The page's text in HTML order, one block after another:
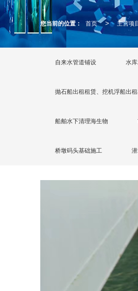
您当前的位置： 首页 > 主营项
自来水管道铺设 水
抛石船出租租赁、挖机浮船出
船舶水下清理海生物
桥墩码头基础施工